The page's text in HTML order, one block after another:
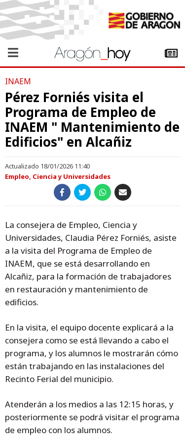
INAEM
Pérez Forniés visita el
Programa de Empleo de
INAEM " Mantenimiento de
Edificios" en Alcañiz
Actualizado 18/01/2026 11:40
Empleo, Ciencia y Universidades
La consejera de Empleo, Ciencia y
Universidades, Claudia Pérez Forniés, asiste
a la visita del Programa de Empleo de
INAEM, que se está desarrollando en
Alcañiz, para la formación de trabajadores
en restauración y mantenimiento de
edificios.
En la visita, el equipo docente explicará a la
consejera como se está llevando a cabo el
programa, y los alumnos le mostrarán cómo
están trabajando en las instalaciones del
Recinto Ferial del municipio.
Atenderán a los medios a las 12:15 horas, y
posteriormente se podrá visitar el programa
de empleo con los alumnos.